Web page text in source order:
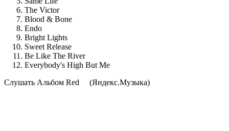
The Victor
Blood & Bone
Endo
Bright Lights
Sweet Release
Be Like The River
Everybody's High But Me
Cлушать Альбом Red
(Яндекс.Музыка)